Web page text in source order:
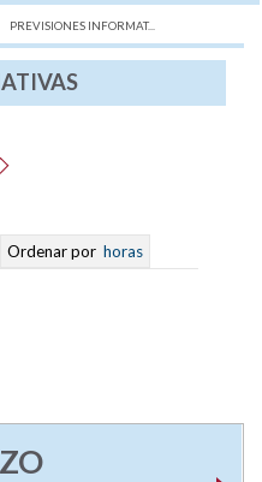
AQUÍ:
PREVISIONES INFORMAT...
Ordenar por horas